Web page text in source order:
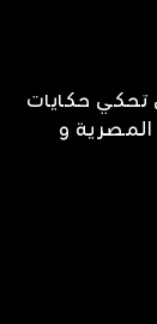
حكايات
و